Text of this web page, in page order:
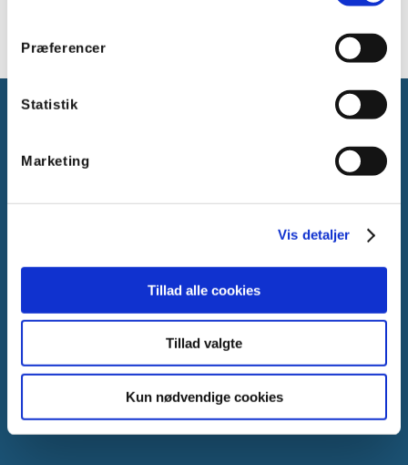
Præferencer
Statistik
Marketing
Vis detaljer
Tillad alle cookies
Tillad valgte
Kun nødvendige cookies
Gammelager 15
info@vanpee.dk